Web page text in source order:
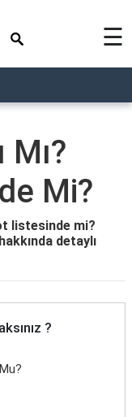
☰
Mi?
listesinde mi?
detaylı
?